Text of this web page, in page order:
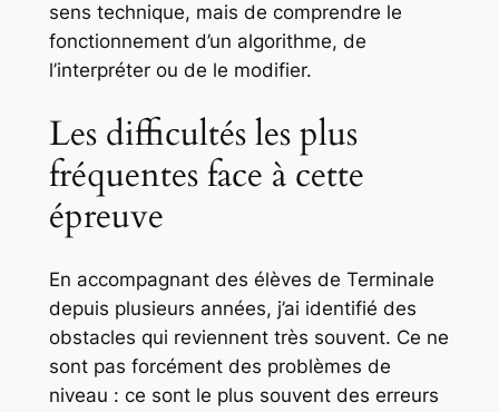
sens technique, mais de comprendre le
fonctionnement d’un algorithme, de
l’interpréter ou de le modifier.
Les difficultés les plus
fréquentes face à cette
épreuve
En accompagnant des élèves de Terminale
depuis plusieurs années, j’ai identifié des
obstacles qui reviennent très souvent. Ce ne
sont pas forcément des problèmes de
niveau : ce sont le plus souvent des erreurs